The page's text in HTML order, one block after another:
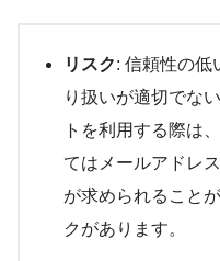
リスク: 信頼性の低
り扱いが適切でな
トを利用する際は
てはメールアドレ
が求められること
クがあります。